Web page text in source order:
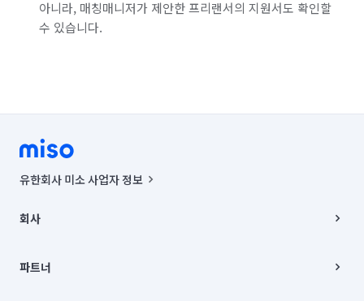
아니라, 매칭매니저가 제안한 프리랜서의 지원서도 확인할
수 있습니다.
유한회사 미소 사업자 정보
00019 |
주소 | 본사: 서울특별시 종로구 율곡로 6(중학동, 트윈트리빌딩) B동 5층
컨택센터 : 서울특별시 종로구 수송동 율곡로 24, 7층, 8층 미소
회사
채용
파트너